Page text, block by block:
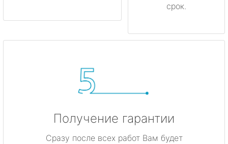
срок.
Получение гарантии
Сразу после всех работ Вам будет